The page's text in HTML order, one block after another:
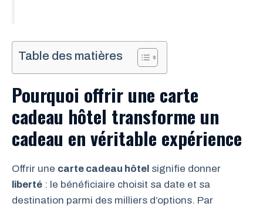
Table des matières
Pourquoi offrir une carte
cadeau hôtel transforme un
cadeau en véritable expérience
Offrir une carte cadeau hôtel signifie donner
liberté : le bénéficiaire choisit sa date et sa
destination parmi des milliers d’options. Par